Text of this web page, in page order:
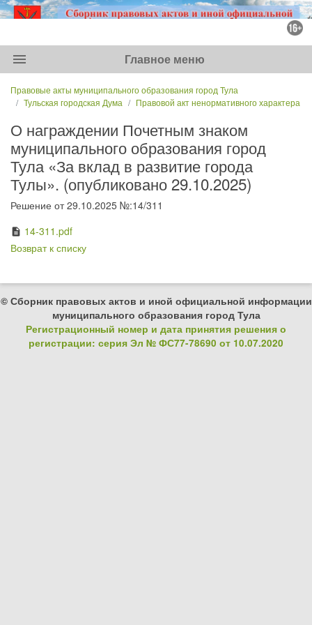
menu Главное меню
Правовые акты муниципального образования город Тула
Тульская городская Дума
Правовой акт ненормативного характера
О награждении Почетным знаком
муниципального образования город
Тула «За вклад в развитие города
Тулы». (опубликовано 29.10.2025)
Решение от 29.10.2025 №:14/311
description 14-311.pdf
Возврат к списку
© Сборник правовых актов и иной официальной информации
муниципального образования город Тула
Регистрационный номер и дата принятия решения о
регистрации: серия Эл № ФС77-78690 от 10.07.2020